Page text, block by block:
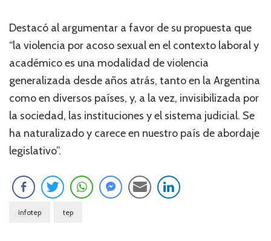
Destacó al argumentar a favor de su propuesta que
“la violencia por acoso sexual en el contexto laboral y
académico es una modalidad de violencia
generalizada desde años atrás, tanto en la Argentina
como en diversos países, y, a la vez, invisibilizada por
la sociedad, las instituciones y el sistema judicial. Se
ha naturalizado y carece en nuestro país de abordaje
legislativo”.
infotep tep